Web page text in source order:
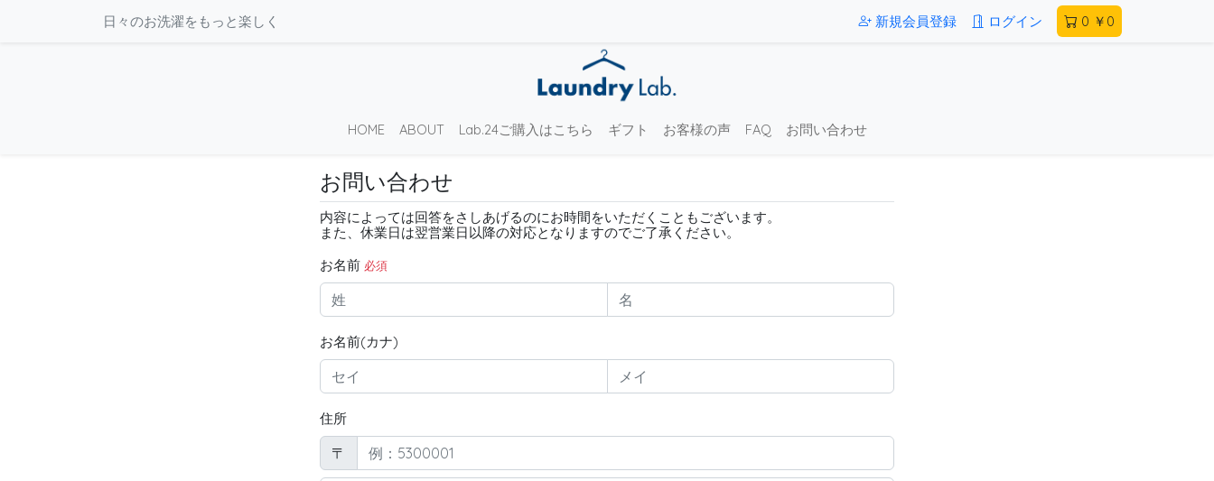
日々のお洗濯をもっと楽しく 新規会員登録 ログイン 0 ￥0
HOME ABOUT Lab.24ご購入はこちら ギフト お客様の声 FAQ お問い合わせ
お問い合わせ
内容によっては回答をさしあげるのにお時間をいただくこともございます。
また、休業日は翌営業日以降の対応となりますのでご了承ください。
お名前 必須
お名前(カナ)
住所
〒